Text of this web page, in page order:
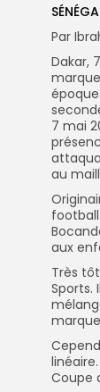
Par
Dakar,
7 mai
au
aux
Très
Sports.
Coupe